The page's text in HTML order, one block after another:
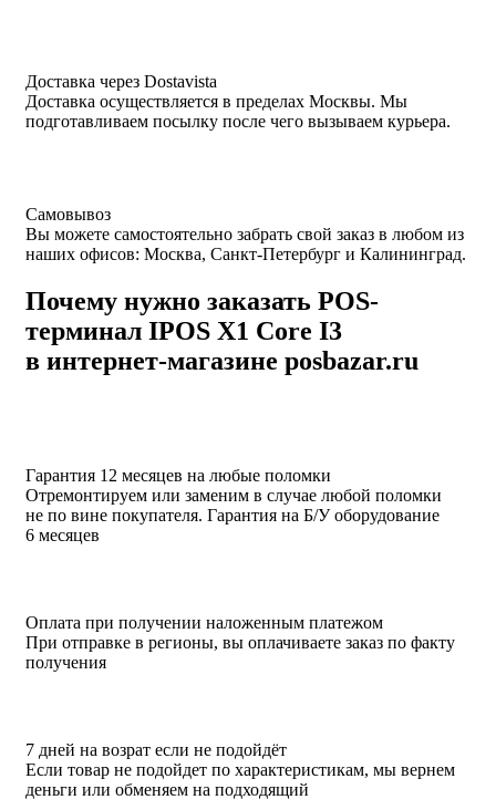
Доставка через Dostavista
Доставка осуществляется в пределах Москвы. Мы
подготавливаем посылку после чего вызываем курьера.
Самовывоз
Вы можете самостоятельно забрать свой заказ в любом из
наших офисов: Москва, Санкт-Петербург и Калининград.
Почему нужно заказать POS-
терминал IPOS X1 Core I3
в интернет-магазине posbazar.ru
Гарантия 12 месяцев на любые поломки
Отремонтируем или заменим в случае любой поломки
не по вине покупателя. Гарантия на Б/У оборудование
6 месяцев
Оплата при получении наложенным платежом
При отправке в регионы, вы оплачиваете заказ по факту
получения
7 дней на возрат если не подойдёт
Если товар не подойдет по характеристикам, мы вернем
деньги или обменяем на подходящий